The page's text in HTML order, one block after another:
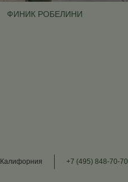
ФИНИК РОБЕЛИНИ
Калифорния +7 (495) 848-70-70